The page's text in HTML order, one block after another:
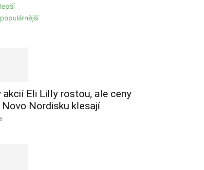
akcií Eli Lilly rostou, ale ceny
Novo Nordisku klesají